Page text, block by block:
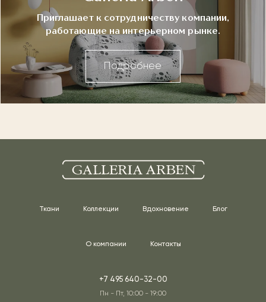
Приглашает к сотрудничеству компании,
работающие на интерьерном рынке.
Подробнее
Ткани Коллекции Вдохновение Блог
О компании Контакты
+7 495 640-32-00
Пн - Пт, 10:00 - 19:00